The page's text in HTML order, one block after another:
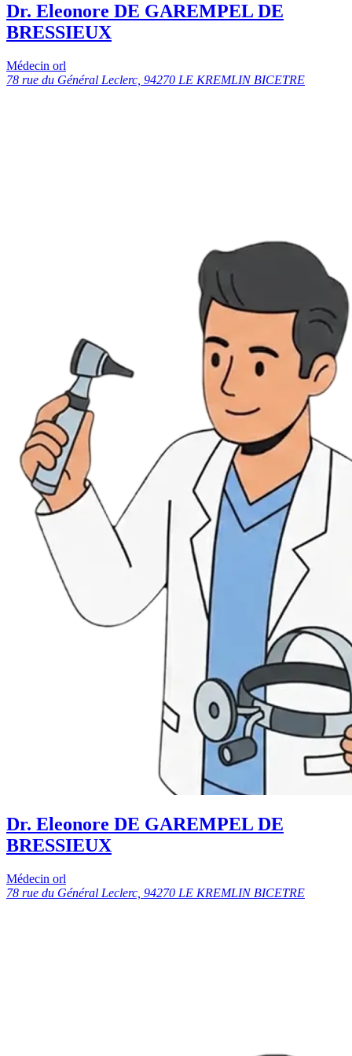
Dr. Eleonore DE GAREMPEL DE
BRESSIEUX
Médecin orl
78 rue du Général Leclerc, 94270 LE KREMLIN BICETRE
Dr. Eleonore DE GAREMPEL DE
BRESSIEUX
Médecin orl
78 rue du Général Leclerc, 94270 LE KREMLIN BICETRE